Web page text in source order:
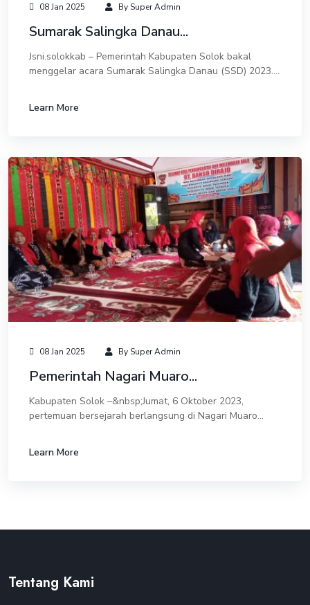
08 Jan 2025 By Super Admin
Sumarak Salingka Danau...
Jsni.solokkab – Pemerintah Kabupaten Solok bakal
menggelar acara Sumarak Salingka Danau (SSD) 2023.
Learn More
08 Jan 2025 By Super Admin
Pemerintah Nagari Muaro...
Kabupaten Solok –&nbsp;Jumat, 6 Oktober 2023,
pertemuan bersejarah berlangsung di Nagari Muaro
pemeri...
Learn More
Tentang Kami